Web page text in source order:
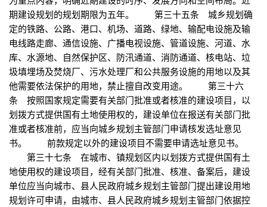
期建设规划的规划期限为五年。 第三十五条 城乡规划确
定的铁路、公路、港口、机场、道路、绿地、输配电设施及输
电线路走廊、通信设施、广播电视设施、管道设施、河道、水
库、水源地、自然保护区、防汛通道、消防通道、核电站、垃
圾填埋场及焚烧厂、污水处理厂和公共服务设施的用地以及其
他需要依法保护的用地，禁止擅自改变用途。 第三十六
条 按照国家规定需要有关部门批准或者核准的建设项目，以
划拨方式提供国有土地使用权的，建设单位在报送有关部门批
准或者核准前，应当向城乡规划主管部门申请核发选址意见
书。 前款规定以外的建设项目不需要申请选址意见书。
第三十七条 在城市、镇规划区内以划拨方式提供国有土
地使用权的建设项目，经有关部门批准、核准、备案后，建设
单位应当向城市、县人民政府城乡规划主管部门提出建设用地
规划许可申请，由城市、县人民政府城乡规划主管部门依据控